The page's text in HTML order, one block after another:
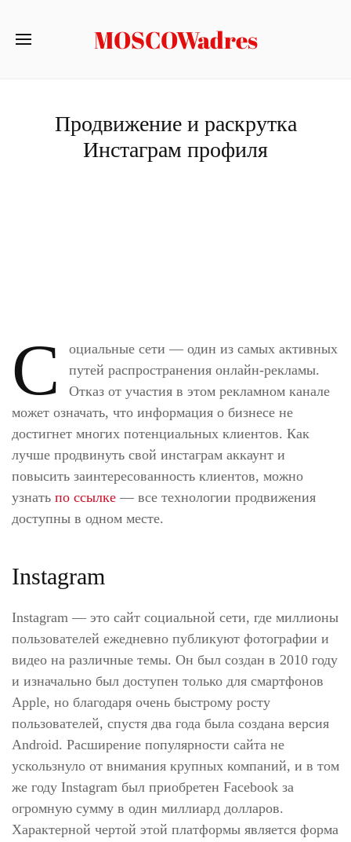
MOSCOWadres
Продвижение и раскрутка
Инстаграм профиля
С
оциальные сети — один из самых активных
путей распространения онлайн-рекламы.
Отказ от участия в этом рекламном канале
может означать, что информация о бизнесе не
достигнет многих потенциальных клиентов. Как
лучше продвинуть свой инстаграм аккаунт и
повысить заинтересованность клиентов, можно
узнать по ссылке — все технологии продвижения
доступны в одном месте.
Instagram
Instagram — это сайт социальной сети, где миллионы
пользователей ежедневно публикуют фотографии и
видео на различные темы. Он был создан в 2010 году
и изначально был доступен только для смартфонов
Apple, но благодаря очень быстрому росту
пользователей, спустя два года была создана версия
Android. Расширение популярности сайта не
ускользнуло от внимания крупных компаний, и в том
же году Instagram был приобретен Facebook за
огромную сумму в один миллиард долларов.
Характерной чертой этой платформы является форма